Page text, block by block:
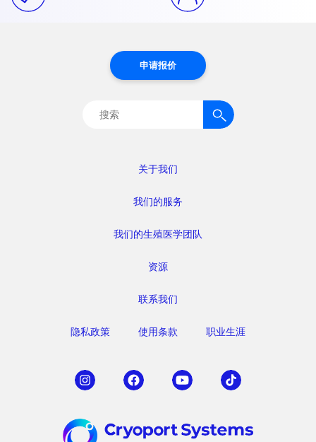
关于我们
我们的服务
我们的生殖医学团队
资源
联系我们
隐私政策 使用条款 职业生涯
申请报价
搜